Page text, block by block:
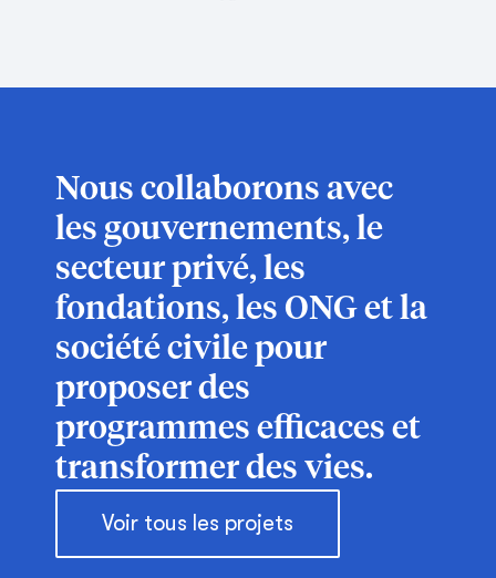
Nous collaborons avec
les gouvernements, le
secteur privé, les
fondations, les ONG et la
société civile pour
proposer des
programmes efficaces et
transformer des vies.
Voir tous les projets